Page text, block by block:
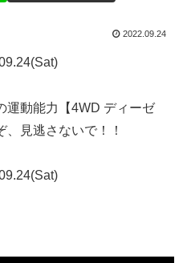
2022.09.24
運動能力【4WD ディーゼ
見逃さないで！！